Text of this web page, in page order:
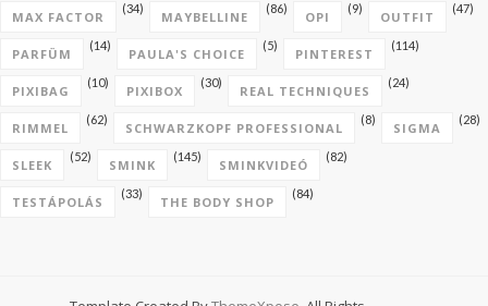
MAX FACTOR
(34)
MAYBELLINE
(86)
OPI
(9)
OUTFIT
(47)
PARFÜM
(14)
PAULA'S CHOICE
(5)
PINTEREST
(114)
PIXIBAG
(10)
PIXIBOX
(30)
REAL TECHNIQUES
(24)
RIMMEL
(62)
SCHWARZKOPF PROFESSIONAL
(8)
SIGMA
(28)
SLEEK
(52)
SMINK
(145)
SMINKVIDEÓ
(82)
TESTÁPOLÁS
(33)
THE BODY SHOP
(84)